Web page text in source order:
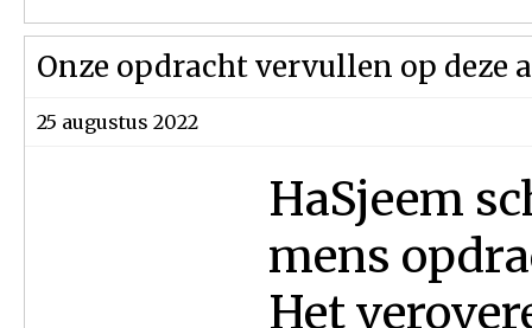
Onze opdracht vervullen op deze
25 augustus 2022
HaSjeem
mens
Het